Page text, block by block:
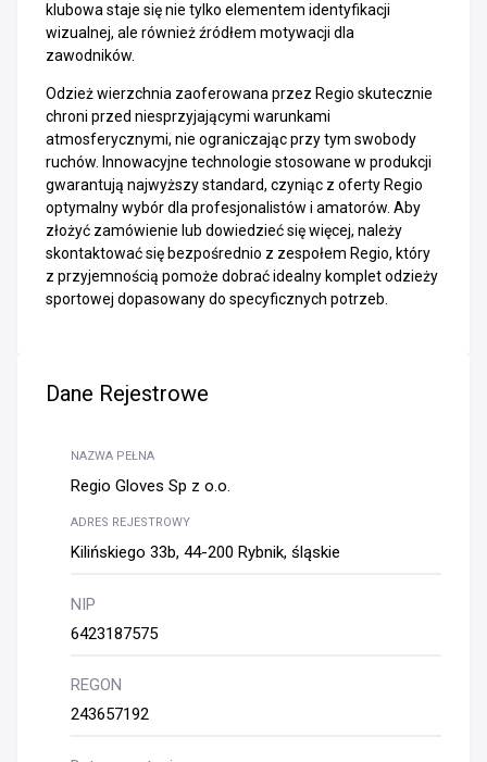
klubowa staje się nie tylko elementem identyfikacji
wizualnej, ale również źródłem motywacji dla
zawodników.
Odzież wierzchnia zaoferowana przez Regio skutecznie
chroni przed niesprzyjającymi warunkami
atmosferycznymi, nie ograniczając przy tym swobody
ruchów. Innowacyjne technologie stosowane w produkcji
gwarantują najwyższy standard, czyniąc z oferty Regio
optymalny wybór dla profesjonalistów i amatorów. Aby
złożyć zamówienie lub dowiedzieć się więcej, należy
skontaktować się bezpośrednio z zespołem Regio, który
z przyjemnością pomoże dobrać idealny komplet odzieży
sportowej dopasowany do specyficznych potrzeb.
Dane Rejestrowe
NAZWA PEŁNA
Regio Gloves Sp z o.o.
ADRES REJESTROWY
Kilińskiego 33b, 44-200 Rybnik, śląskie
NIP
6423187575
REGON
243657192